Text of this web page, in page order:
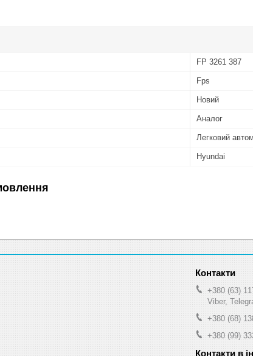
FP 3261 387
Fps
Новий
Аналог
Легковий
Hyundai
+380 (63)
Viber,
+380 (68)
+380 (99)